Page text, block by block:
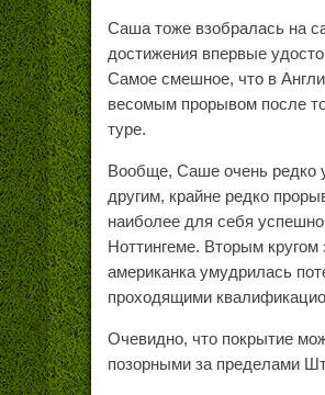
Саша тоже взобралась на
достижения впервые
Самое смешное, что в
весомым прорывом после
туре.
Вообще, Саше очень редко
другим, крайне редко
наиболее для себя
Ноттингеме. Вторым
американка умудрилась
проходящими
Очевидно, что покрытие
позорными за пределами